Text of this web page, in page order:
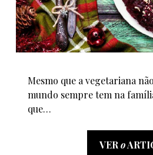
Mesmo que a vegetariana
mundo sempre tem na
que…
VER o